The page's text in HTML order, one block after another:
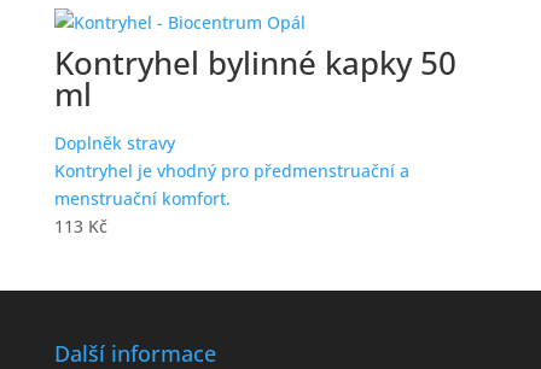
Kontryhel bylinné kapky 50
ml
Doplněk stravy
Kontryhel je vhodný pro předmenstruační a
menstruační komfort.
113 Kč
Další informace